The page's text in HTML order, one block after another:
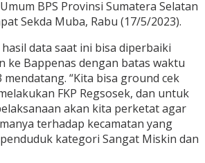
BPS Provinsi Sumatera Selatan
Sekda Muba, Rabu (17/5/2023).
data saat ini bisa diperbaiki
ke Bappenas dengan batas waktu
mendatang. “Kita bisa ground cek
FKP Regsosek, dan untuk
akan kita perketat agar
terhadap kecamatan yang
kategori Sangat Miskin dan